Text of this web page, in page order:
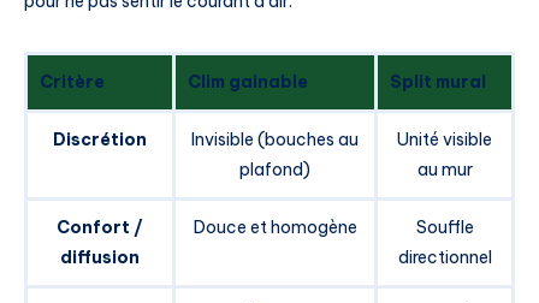
Critère Clim gainable Split mural
Discrétion
Invisible (bouches au
plafond)
Unité visible
au mur
Confort /
diffusion
Douce et homogène
Souffle
directionnel